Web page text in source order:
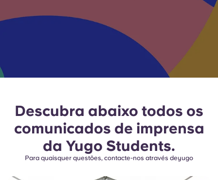
English (US)
Chinese
Español
Català
Iniciar sessão
Descubra abaixo todos os
comunicados de imprensa
da Yugo Students.
Para quaisquer questões, contacte-nos através deyugo